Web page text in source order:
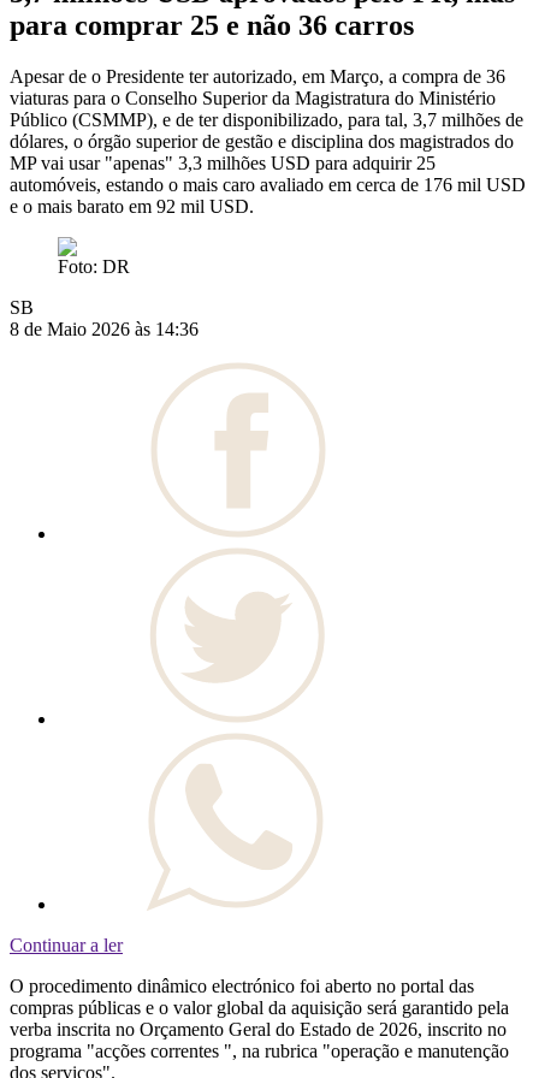
para comprar 25 e não 36 carros
Apesar de o Presidente ter autorizado, em Março, a compra de 36
viaturas para o Conselho Superior da Magistratura do Ministério
Público (CSMMP), e de ter disponibilizado, para tal, 3,7 milhões de
dólares, o órgão superior de gestão e disciplina dos magistrados do
MP vai usar "apenas" 3,3 milhões USD para adquirir 25
automóveis, estando o mais caro avaliado em cerca de 176 mil USD
e o mais barato em 92 mil USD.
Foto: DR
SB
8 de Maio 2026 às 14:36
Continuar a ler
O procedimento dinâmico electrónico foi aberto no portal das
compras públicas e o valor global da aquisição será garantido pela
verba inscrita no Orçamento Geral do Estado de 2026, inscrito no
programa "acções correntes ", na rubrica "operação e manutenção
dos serviços".